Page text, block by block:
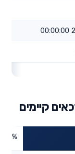
קיימים